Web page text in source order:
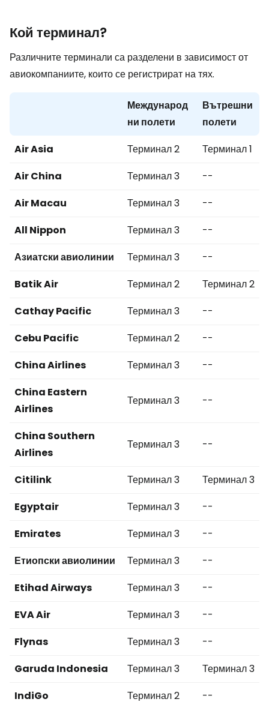
Кой терминал?
Различните терминали са разделени в зависимост от
авиокомпаниите, които се регистрират на тях.
Международ
ни полети
Вътрешни
полети
Air Asia
Терминал 2
Терминал 1
Air China
Терминал 3
--
Air Macau
Терминал 3
--
All Nippon
Терминал 3
--
Азиатски авиолинии
Терминал 3
--
Batik Air
Терминал 2
Терминал 2
Cathay Pacific
Терминал 3
--
Cebu Pacific
Терминал 2
--
China Airlines
Терминал 3
--
China Eastern
Airlines
Терминал 3 --
China Southern
Airlines
Терминал 3 --
Citilink Терминал 3
Терминал 3
Egyptair
Терминал 3
--
Emirates
Терминал 3
--
Етиопски авиолинии
Терминал 3
--
Etihad Airways
Терминал 3
--
EVA Air
Терминал 3
--
Flynas
Терминал 3
--
Garuda Indonesia
Терминал 3
Терминал 3
IndiGo
Терминал 2 --